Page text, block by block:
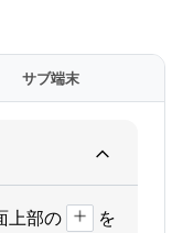
サブ端末
上部の
を